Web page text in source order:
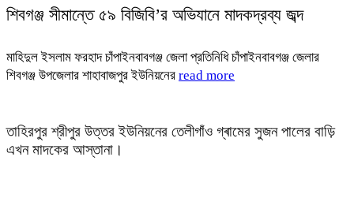
শিবগঞ্জ সীমান্তে ৫৯ বিজিবি’র অভিযানে মাদকদ্রব্য জব্দ
মাহিদুল ইসলাম ফরহাদ চাঁপাইনবাবগঞ্জ জেলা প্রতিনিধি চাঁপাইনবাবগঞ্জ জেলার
শিবগঞ্জ উপজেলার শাহাবাজপুর ইউনিয়নের read more
তাহিরপুর শ্রীপুর উত্তর ইউনিয়নের তেলীগাঁও গ্ৰামের সুজন পালের বাড়ি
এখন মাদকের আস্তানা।